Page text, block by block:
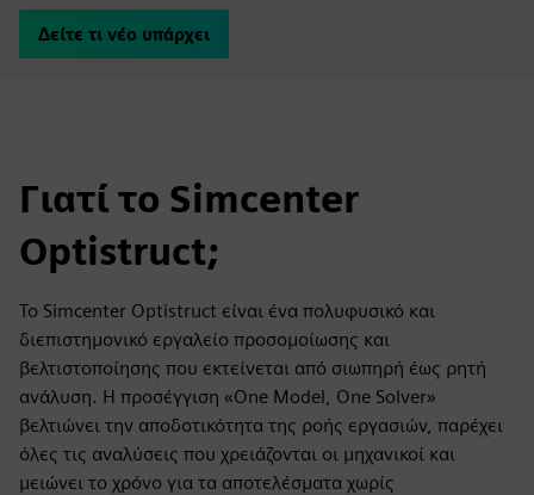
Δείτε τι νέο υπάρχει
Γιατί το Simcenter
Optistruct;
Το Simcenter Optistruct είναι ένα πολυφυσικό και
διεπιστημονικό εργαλείο προσομοίωσης και
βελτιστοποίησης που εκτείνεται από σιωπηρή έως ρητή
ανάλυση. Η προσέγγιση «One Model, One Solver»
βελτιώνει την αποδοτικότητα της ροής εργασιών, παρέχει
όλες τις αναλύσεις που χρειάζονται οι μηχανικοί και
μειώνει το χρόνο για τα αποτελέσματα χωρίς